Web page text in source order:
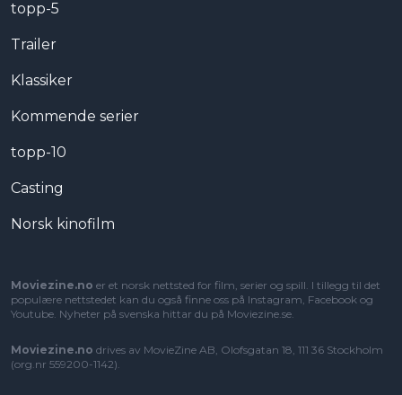
topp-5
Trailer
Klassiker
Kommende serier
topp-10
Casting
Norsk kinofilm
Moviezine.no er et norsk nettsted for film, serier og spill. I tillegg til det
populære nettstedet kan du også finne oss på Instagram, Facebook og
Youtube. Nyheter på svenska hittar du på Moviezine.se.
Moviezine.no drives av MovieZine AB, Olofsgatan 18, 111 36 Stockholm
(org.nr 559200-1142).